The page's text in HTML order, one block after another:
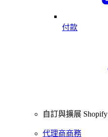
付款
自訂與擴展 Shopify
代理商商務